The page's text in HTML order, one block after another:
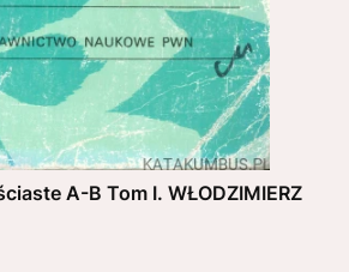
A-B Tom I. WŁODZIMIERZ